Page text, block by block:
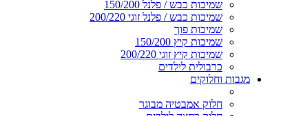
שמיכות כבש / פלנל 150/200
שמיכות כבש / פלנל זוגי 200/220
שמיכות פוך
שמיכות קיץ 150/200
שמיכות קיץ זוגי 200/220
כרבולית לילדים
מגבות וחלוקים
חלוק אמבטיה מבוגר